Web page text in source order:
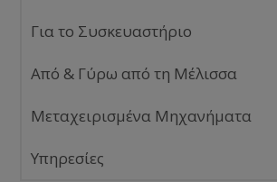
Για το Συσκευαστήριο
Από & Γύρω από τη Μέλισσα
Μεταχειρισμένα Μηχανήματα
Υπηρεσίες